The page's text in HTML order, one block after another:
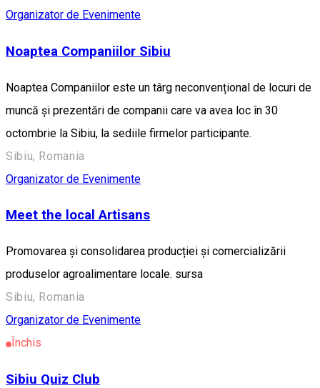
Organizator de Evenimente
Noaptea Companiilor Sibiu
Noaptea Companiilor este un târg neconvențional de locuri de
muncă și prezentări de companii care va avea loc în 30
octombrie la Sibiu, la sediile firmelor participante.
Sibiu, Romania
Organizator de Evenimente
Meet the local Artisans
Promovarea și consolidarea producției și comercializării
produselor agroalimentare locale. sursa
Sibiu, Romania
Organizator de Evenimente
Închis
Sibiu Quiz Club